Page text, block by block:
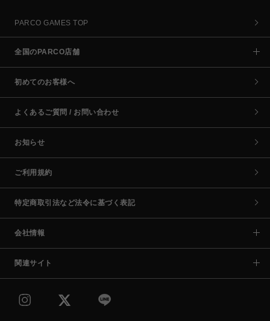
PARCO GAMES TOP
全国のPARCO店舗
初めてのお客様へ
よくあるご質問 / お問い合わせ
お知らせ
ご利用規約
特定商取引法など法令に基づく表記
会社情報
関連サイト